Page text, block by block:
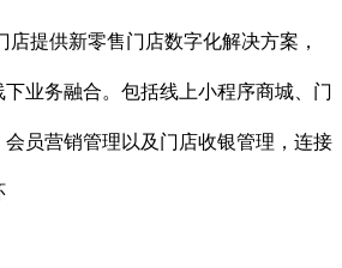
店提供新零售门店数字化解决方案，
业务融合。包括线上小程序商城、门
员营销管理以及门店收银管理，连接